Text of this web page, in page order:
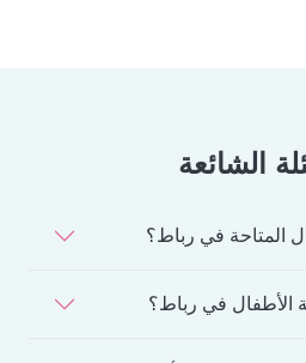
الشائعة
المتاحة في رباط؟
الأطفال في رباط؟